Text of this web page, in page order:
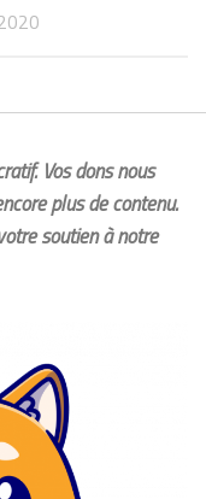
Vos dons nous
plus de contenu.
soutien à notre